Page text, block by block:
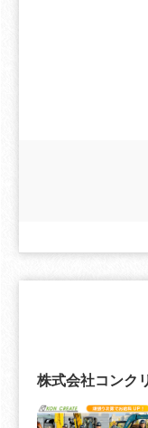
株式会社コンク